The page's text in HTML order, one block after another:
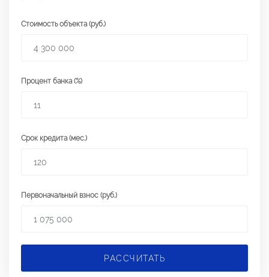
Стоимость объекта (руб.)
Процент банка (%)
Срок кредита (мес.)
Первоначальный взнос (руб.)
РАССЧИТАТЬ